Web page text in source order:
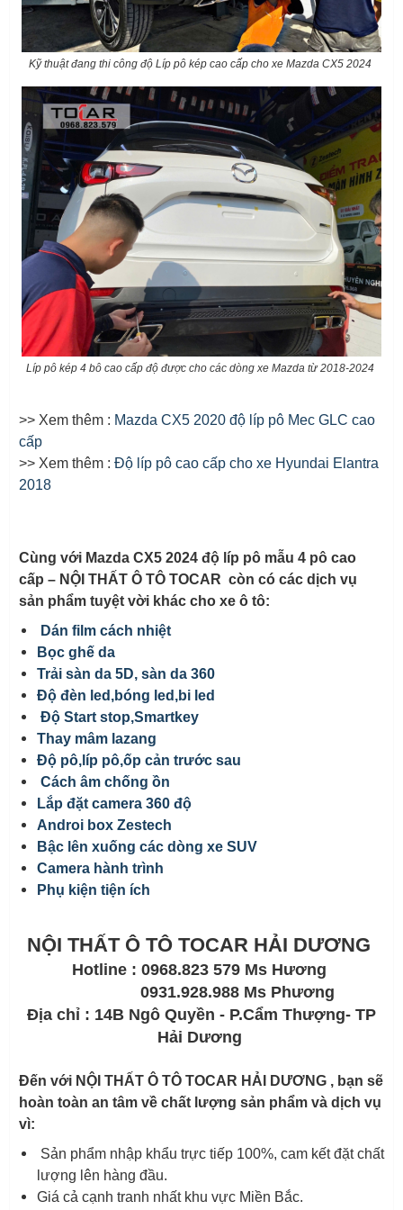
Kỹ thuật đang thi công độ Líp pô kép cao cấp cho xe Mazda CX5 2024
Líp pô kép 4 bô cao cấp độ được cho các dòng xe Mazda từ 2018-2024
>> Xem thêm : Mazda CX5 2020 độ líp pô Mec GLC cao
cấp
>> Xem thêm : Độ líp pô cao cấp cho xe Hyundai Elantra
2018
Cùng với Mazda CX5 2024 độ líp pô mẫu 4 pô cao
cấp – NỘI THẤT Ô TÔ TOCAR còn có các dịch vụ
sản phẩm tuyệt vời khác cho xe ô tô:
Dán film cách nhiệt
Bọc ghế da
Trải sàn da 5D, sàn da 360
Độ đèn led,bóng led,bi led
Độ Start stop,Smartkey
Thay mâm lazang
Độ pô,líp pô,ốp cản trước sau
Cách âm chống ồn
Lắp đặt camera 360 độ
Androi box Zestech
Bậc lên xuống các dòng xe SUV
Camera hành trình
Phụ kiện tiện ích
NỘI THẤT Ô TÔ TOCAR HẢI DƯƠNG
Hotline : 0968.823 579 Ms Hương
0931.928.988 Ms Phương
Địa chỉ : 14B Ngô Quyền - P.Cẩm Thượng- TP
Hải Dương
Đến với NỘI THẤT Ô TÔ TOCAR HẢI DƯƠNG , bạn sẽ
hoàn toàn an tâm về chất lượng sản phẩm và dịch vụ
vì:
Sản phẩm nhập khẩu trực tiếp 100%, cam kết đặt chất
lượng lên hàng đầu.
Giá cả cạnh tranh nhất khu vực Miền Bắc.